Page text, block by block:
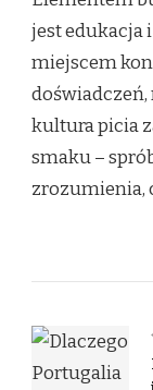
jest edukacja
miejscem
kultura picia
smaku –
zrozumienia,